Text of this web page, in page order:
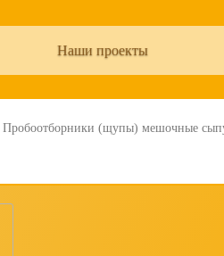
Наши проекты
Пробоотборники (щупы) мешочные